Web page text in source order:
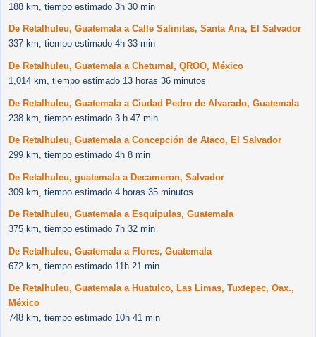
188 km, tiempo estimado 3h 30 min
De Retalhuleu, Guatemala a Calle Salinitas, Santa Ana, El Salvador
337 km, tiempo estimado 4h 33 min
De Retalhuleu, Guatemala a Chetumal, QROO, México
1,014 km, tiempo estimado 13 horas 36 minutos
De Retalhuleu, Guatemala a Ciudad Pedro de Alvarado, Guatemala
238 km, tiempo estimado 3 h 47 min
De Retalhuleu, Guatemala a Concepción de Ataco, El Salvador
299 km, tiempo estimado 4h 8 min
De Retalhuleu, guatemala a Decameron, Salvador
309 km, tiempo estimado 4 horas 35 minutos
De Retalhuleu, Guatemala a Esquipulas, Guatemala
375 km, tiempo estimado 7h 32 min
De Retalhuleu, Guatemala a Flores, Guatemala
672 km, tiempo estimado 11h 21 min
De Retalhuleu, Guatemala a Huatulco, Las Limas, Tuxtepec, Oax.,
México
748 km, tiempo estimado 10h 41 min